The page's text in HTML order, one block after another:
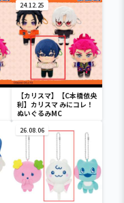
24.12.25
【カリスマ】【C本橋依央
利】カリスマ みにコレ！
ぬいぐるみMC
26.08.06